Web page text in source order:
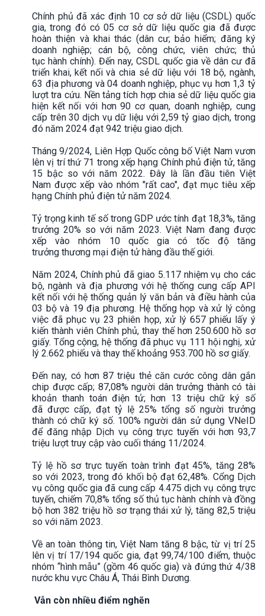
Chính phủ đã xác định 10 cơ sở dữ liệu (CSDL) quốc
gia, trong đó có 05 cơ sở dữ liệu quốc gia đã được
hoàn thiện và khai thác (dân cư; bảo hiểm; đăng ký
doanh nghiệp; cán bộ, công chức, viên chức; thủ
tục hành chính). Đến nay, CSDL quốc gia về dân cư đã
triển khai, kết nối và chia sẻ dữ liệu với 18 bộ, ngành,
63 địa phương và 04 doanh nghiệp, phục vụ hơn 1,3 tỷ
lượt tra cứu. Nền tảng tích hợp chia sẻ dữ liệu quốc gia
hiện kết nối với hơn 90 cơ quan, doanh nghiệp, cung
cấp trên 30 dịch vụ dữ liệu với 2,59 tỷ giao dịch, trong
đó năm 2024 đạt 942 triệu giao dịch.
Tháng 9/2024, Liên Hợp Quốc công bố Việt Nam vươn
lên vị trí thứ 71 trong xếp hạng Chính phủ điện tử, tăng
15 bậc so với năm 2022. Đây là lần đầu tiên Việt
Nam được xếp vào nhóm "rất cao", đạt mục tiêu xếp
hạng Chính phủ điện tử năm 2024.
Tỷ trọng kinh tế số trong GDP ước tính đạt 18,3%, tăng
trưởng 20% so với năm 2023. Việt Nam đang được
xếp vào nhóm 10 quốc gia có tốc độ tăng
trưởng thương mại điện tử hàng đầu thế giới.
Năm 2024, Chính phủ đã giao 5.117 nhiệm vụ cho các
bộ, ngành và địa phương với hệ thống cung cấp API
kết nối với hệ thống quản lý văn bản và điều hành của
03 bộ và 19 địa phương. Hệ thống họp và xử lý công
việc đã phục vụ 23 phiên họp, xử lý 657 phiếu lấy ý
kiến thành viên Chính phủ, thay thế hơn 250.600 hồ sơ
giấy. Tổng cộng, hệ thống đã phục vụ 111 hội nghị, xử
lý 2.662 phiếu và thay thế khoảng 953.700 hồ sơ giấy.
Đến nay, có hơn 87 triệu thẻ căn cước công dân gắn
chip được cấp; 87,08% người dân trưởng thành có tài
khoản thanh toán điện tử; hơn 13 triệu chữ ký số
đã được cấp, đạt tỷ lệ 25% tổng số người trưởng
thành có chữ ký số. 100% người dân sử dụng VNeID
để đăng nhập Dịch vụ công trực tuyến với hơn 93,7
triệu lượt truy cập vào cuối tháng 11/2024.
Tỷ lệ hồ sơ trực tuyến toàn trình đạt 45%, tăng 28%
so với 2023, trong đó khối bộ đạt 62,48%. Cổng Dịch
vụ công quốc gia đã cung cấp 4.475 dịch vụ công trực
tuyến, chiếm 70,8% tổng số thủ tục hành chính và đồng
bộ hơn 382 triệu hồ sơ trạng thái xử lý, tăng 82,5 triệu
so với năm 2023.
Về an toàn thông tin, Việt Nam tăng 8 bậc, từ vị trí 25
lên vị trí 17/194 quốc gia, đạt 99,74/100 điểm, thuộc
nhóm “hình mẫu” (gồm 46 quốc gia) và đứng thứ 4/38
nước khu vực Châu Á, Thái Bình Dương.
Vẫn còn nhiều điểm nghẽn